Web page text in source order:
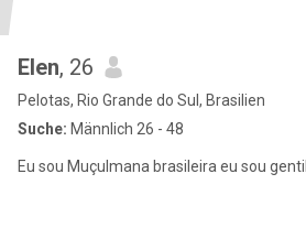
Elen, 26
Pelotas, Rio Grande do Sul, Brasilien
Suche: Männlich 26 - 48
Eu sou Muçulmana brasileira eu sou